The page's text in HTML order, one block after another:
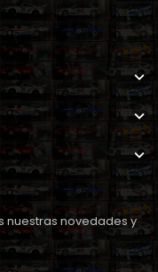
nuestras novedades y